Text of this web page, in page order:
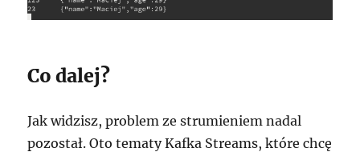
Co dalej?
Jak widzisz, problem ze strumieniem nadal
pozostał. Oto tematy Kafka Streams, które chcę